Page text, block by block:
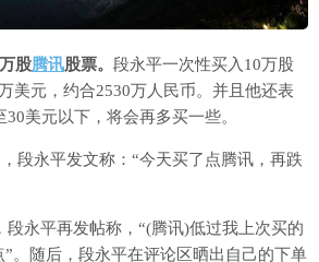
股腾讯股票。 段永平一次性买入10万股
美元，约合2530万人民币。并且他还表
美元以下，将会再多买一些。
永平发文称：“今天买了点腾讯，再跌
永平再发帖称，“(腾讯)低过我上次买的
。随后，段永平在评论区晒出自己的下单